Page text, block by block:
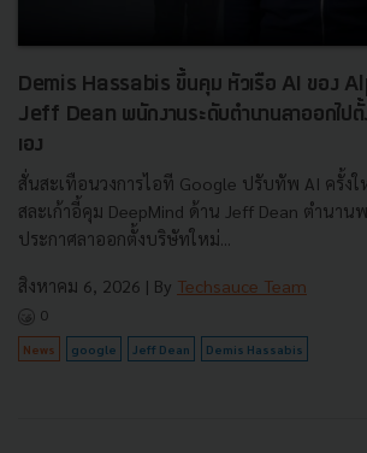
Demis Hassabis ขึ้นคุม หัวเรือ AI ของ
Jeff Dean พนักงานระดับตำนานลาออกไป
เอง
สั่นสะเทือนวงการไอที Google ปรับทัพ AI ครั้งใ
สละเก้าอี้คุม DeepMind ด้าน Jeff Dean ตำนา
ประกาศลาออกตั้งบริษัทใหม่...
สิงหาคม 6, 2026 | By Techsauce Team
0
News google Jeff Dean Demis Hassabis